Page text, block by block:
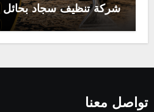
شركة تنظيف سجاد بحائل 0531178175
تواصل معنا